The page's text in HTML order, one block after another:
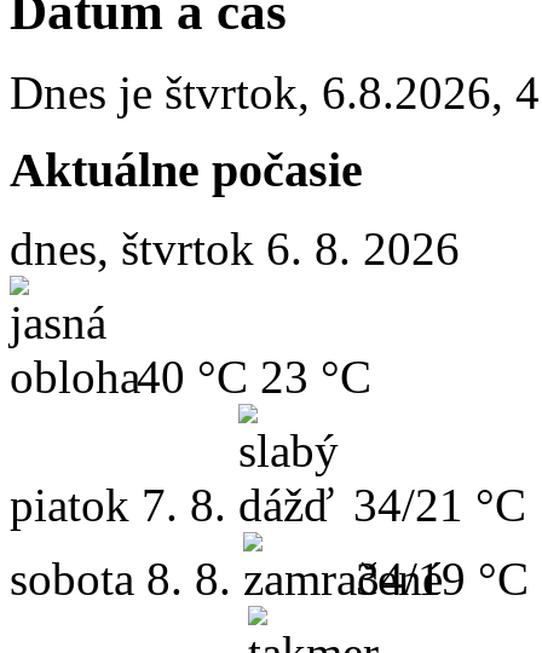
Dnes je štvrtok, 6.8.2026,
Aktuálne počasie
dnes, štvrtok 6. 8. 2026
40 °C 23 °C
piatok 7. 8.
34/21 °C
sobota 8. 8. 34/19 °C